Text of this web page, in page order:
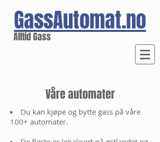
GassAutomat.no
Alltid Gass
Våre automater
Du kan kjøpe og bytte gass på våre
100+ automater.